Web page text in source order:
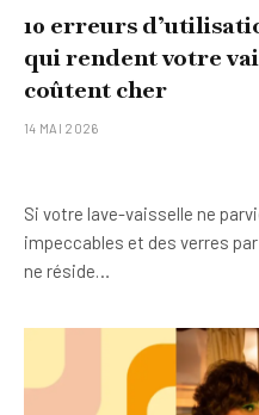
10 erreurs
qui rendent votre
coûtent cher
14 MAI 2026
Si votre lave-vaisselle ne
impeccables et des verres
ne réside…